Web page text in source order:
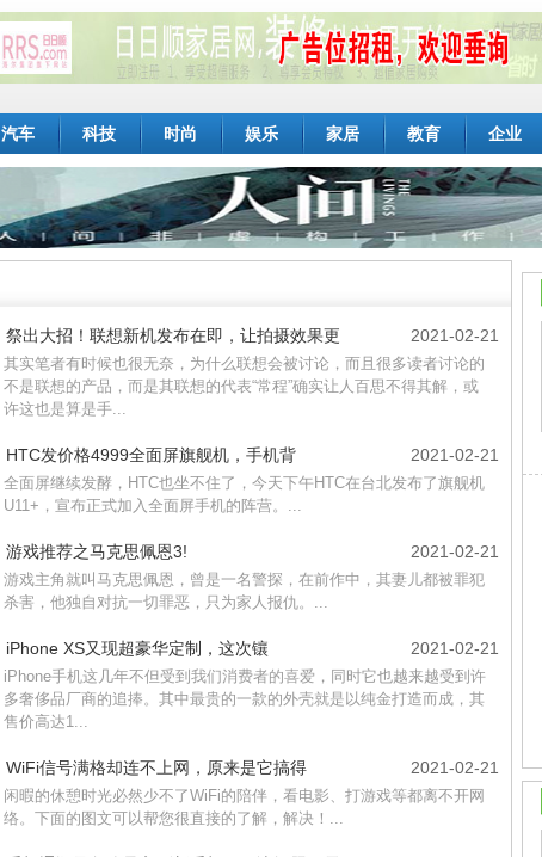
汽车 科技 时尚 娱乐 家居 教育 企业
2021-02-21
祭出大招！联想新机发布在即，让拍摄效果更
其实笔者有时候也很无奈，为什么联想会被讨论，而且很多读者讨论的
不是联想的产品，而是其联想的代表“常程”确实让人百思不得其解，或
许这也是算是手...
2021-02-21
HTC发价格4999全面屏旗舰机，手机背
全面屏继续发酵，HTC也坐不住了，今天下午HTC在台北发布了旗舰机
U11+，宣布正式加入全面屏手机的阵营。...
2021-02-21
游戏推荐之马克思佩恩3!
游戏主角就叫马克思佩恩，曾是一名警探，在前作中，其妻儿都被罪犯
杀害，他独自对抗一切罪恶，只为家人报仇。...
2021-02-21
iPhone XS又现超豪华定制，这次镶
iPhone手机这几年不但受到我们消费者的喜爱，同时它也越来越受到许
多奢侈品厂商的追捧。其中最贵的一款的外壳就是以纯金打造而成，其
售价高达1...
2021-02-21
WiFi信号满格却连不上网，原来是它搞得
闲暇的休憩时光必然少不了WiFi的陪伴，看电影、打游戏等都离不开网
络。下面的图文可以帮您很直接的了解，解决！...